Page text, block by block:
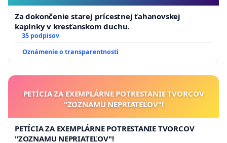
Za dokončenie starej prícestnej ťahanovskej
kaplnky v kresťanskom duchu.
35 podpisov
Oznámenie o transparentnosti
PETÍCIA ZA EXEMPLÁRNE POTRESTANIE TVORCOV
"ZOZNAMU NEPRIATEĽOV"!
PETÍCIA ZA EXEMPLÁRNE POTRESTANIE TVORCOV
"ZOZNAMU NEPRIATEĽOV"!